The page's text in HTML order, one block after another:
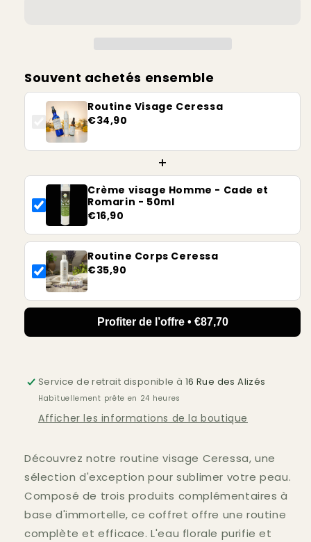
Souvent achetés ensemble
Routine Visage Ceressa
€34,90
+
Crème visage Homme - Cade et
Romarin - 50ml
€16,90
Routine Corps Ceressa
€35,90
Profiter de l’offre • €87,70
Service de retrait disponible à 16 Rue des Alizés
Habituellement prête en 24 heures
Afficher les informations de la boutique
Découvrez notre routine visage Ceressa, une
sélection d'exception pour sublimer votre peau.
Composé de trois produits complémentaires à
base d'immortelle, ce coffret offre une routine
complète et efficace. L'eau florale purifie et